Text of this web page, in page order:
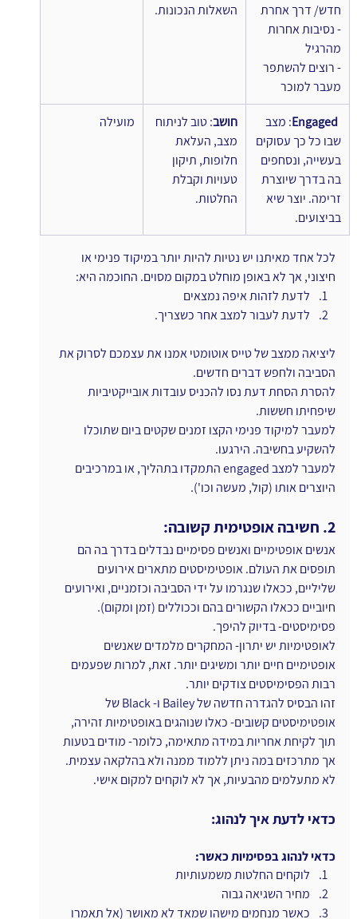
חדש/ דרך אחרת
- נסיבות אחרות
מהרגיל
- רוצים להשתפר
מעבר למוכר
השאלות הנכונות.
Engaged: מצב
שבו כל כך עסוקים
בעשייה, ונסחפים
בה בדרך שיוצרת
זרימה. יוצר שיא
בביצועים.
חושב: טוב לניתוח
מצב, העלאת
חלופות, תיקון
טעויות וקבלת
החלטות.
מועילה
לכל אחד מאיתנו יש נטיות להיות יותר במיקוד פנימי או
חיצוני, אך לא באופן מוחלט במקום מסוים. החוכמה היא:
לדעת לזהות איפה נמצאים
לדעת לעבור למצב אחר כשצריך.
ליציאה ממצב של טייס אוטומטי אמנו את עצמכם לסרוק את
הסביבה ולחפש דברים חדשים.
להסרת הסחת דעת נסו להכניס עובדות אובייקטיביות
שיפחיתו חששות.
למעבר למיקוד פנימי הקצו זמנים שקטים ביום שתוכלו
להשקיע בחשיבה. הירגעו.
למעבר למצב engaged התמקדו בתהליך, או במרכיבים
היוצרים אותו (קול, מעשה וכו').
2. חשיבה אופטימית קשובה:
אנשים אופטימיים ואנשים פסימיים נבדלים בדרך בה הם
תופסים את העולם. אופטימיסטים מתארים אירועים
שליליים, ככאלו שנגרמו על ידי הסביבה וכזמניים, ואירועים
חיוביים ככאלו הקשורים בהם וככוללים (זמן ומקום).
פסימיסטים- בדיוק להיפך.
לאופטימיות יש יתרון- המחקרים מלמדים שאנשים
אופטימיים חיים יותר ומשיגים יותר. זאת, למרות שפעמים
רבות הפסימיסטים צודקים יותר.
זהו הבסיס להגדרה חדשה של Bailey ו- Black של
אופטימיסטים קשובים- כאלו שנוהגים באופטימיות זהירה,
תוך לקיחת אחריות במידה מתאימה, כלומר- מודים בטעות
אך מתרכזים במה ניתן ללמוד ממנה ולא בהלקאה עצמית.
לא מתעלמים מהבעיות, אך לא לוקחים למקום אישי.
כדאי לדעת איך לנהוג:
כדאי לנהוג בפסימיות כאשר:
לוקחים החלטות משמעותיות
מחיר השגיאה גבוה
כאשר מנחמים מישהו שמאד לא מאושר (אל תאמרו